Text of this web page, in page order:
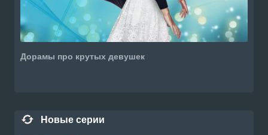
Дорамы про крутых девушек
Новые серии